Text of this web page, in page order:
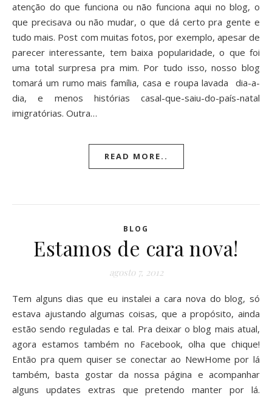
atenção do que funciona ou não funciona aqui no blog, o
que precisava ou não mudar, o que dá certo pra gente e
tudo mais. Post com muitas fotos, por exemplo, apesar de
parecer interessante, tem baixa popularidade, o que foi
uma total surpresa pra mim. Por tudo isso, nosso blog
tomará um rumo mais família, casa e roupa lavada dia-a-
dia, e menos histórias casal-que-saiu-do-país-natal
imigratórias. Outra…
READ MORE..
BLOG
Estamos de cara nova!
agosto 7, 2012
Tem alguns dias que eu instalei a cara nova do blog, só
estava ajustando algumas coisas, que a propósito, ainda
estão sendo reguladas e tal. Pra deixar o blog mais atual,
agora estamos também no Facebook, olha que chique!
Então pra quem quiser se conectar ao NewHome por lá
também, basta gostar da nossa página e acompanhar
alguns updates extras que pretendo manter por lá.